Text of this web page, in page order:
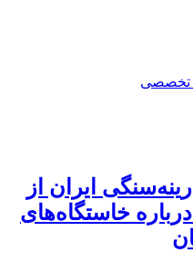
تخصصی
ایران از
خاستگاه‌های